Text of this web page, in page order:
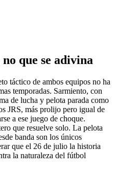
que se adivina
táctico de ambos equipos no ha
temporadas. Sarmiento, con
de lucha y pelota parada como
JRS, más prolijo pero igual de
a ese juego de choque.
que resuelve solo. La pelota
banda son los únicos
que el 26 de julio la historia
la naturaleza del fútbol